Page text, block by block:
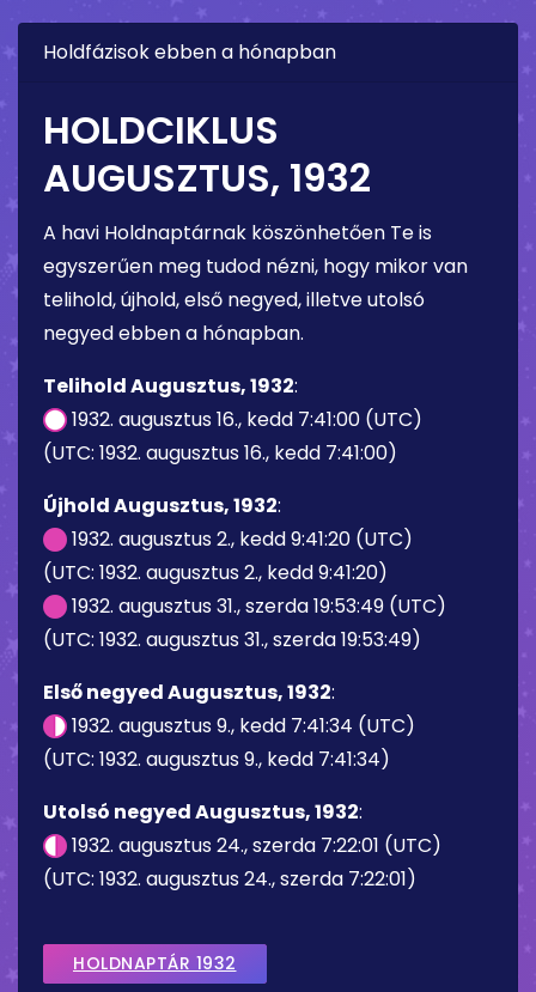
Holdfázisok ebben a hónapban
HOLDCIKLUS
AUGUSZTUS, 1932
A havi Holdnaptárnak köszönhetően Te is
egyszerűen meg tudod nézni, hogy mikor van
telihold, újhold, első negyed, illetve utolsó
negyed ebben a hónapban.
Telihold Augusztus, 1932:
1932. augusztus 16., kedd 7:41:00 (UTC)
(UTC: 1932. augusztus 16., kedd 7:41:00)
Újhold Augusztus, 1932:
1932. augusztus 2., kedd 9:41:20 (UTC)
(UTC: 1932. augusztus 2., kedd 9:41:20)
1932. augusztus 31., szerda 19:53:49 (UTC)
(UTC: 1932. augusztus 31., szerda 19:53:49)
Első negyed Augusztus, 1932:
1932. augusztus 9., kedd 7:41:34 (UTC)
(UTC: 1932. augusztus 9., kedd 7:41:34)
Utolsó negyed Augusztus, 1932:
1932. augusztus 24., szerda 7:22:01 (UTC)
(UTC: 1932. augusztus 24., szerda 7:22:01)
HOLDNAPTÁR 1932